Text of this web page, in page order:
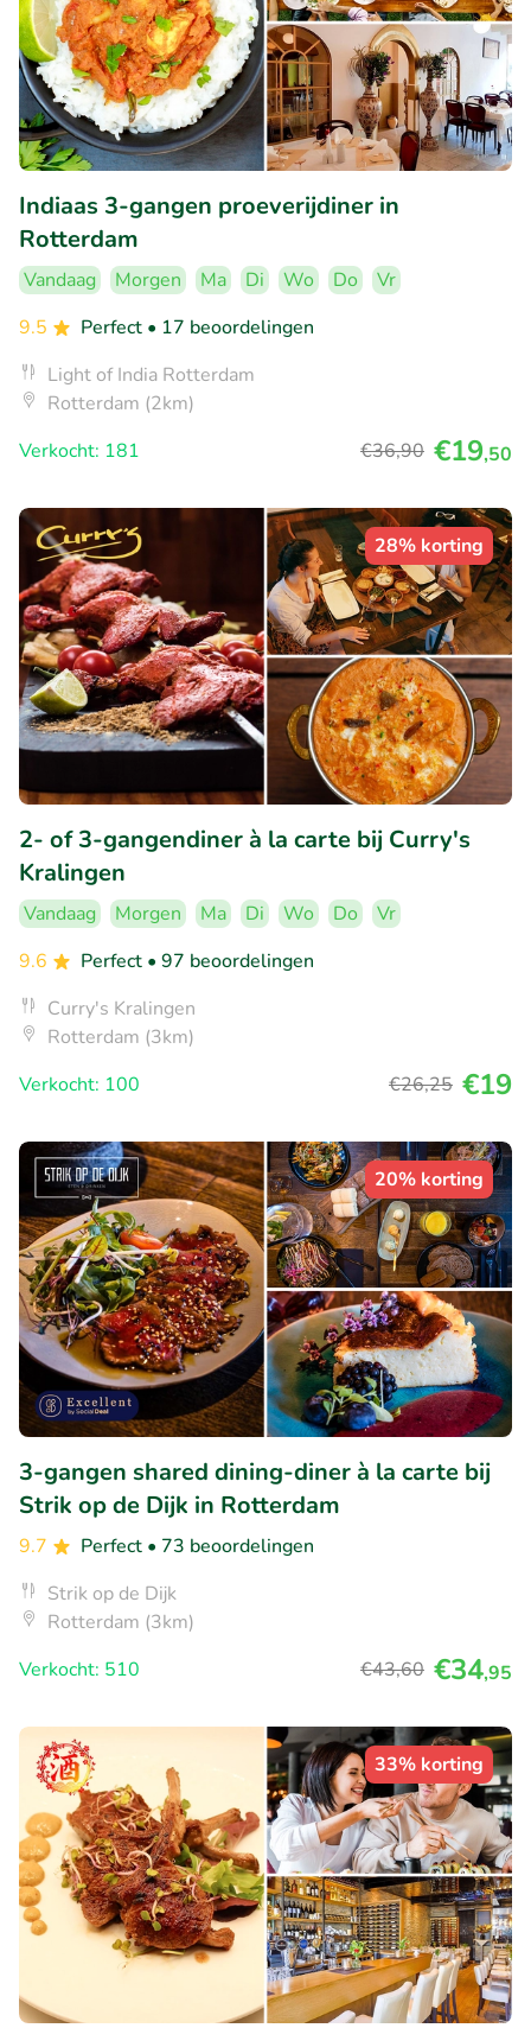
Indiaas 3-gangen proeverijdiner in
Rotterdam
Vandaag Morgen Ma Di Wo Do
Vr
9.5
Perfect • 17 beoordelingen
Light of India Rotterdam
Rotterdam (2km)
Verkocht: 181
€36,90 €19,50
28% korting
2- of 3-gangendiner à la carte bij Curry's
Kralingen
Vandaag Morgen Ma Di Wo Do
Vr
9.6
Perfect • 97 beoordelingen
Curry's Kralingen
Rotterdam (3km)
Verkocht: 100
€26,25 €19
20% korting
3-gangen shared dining-diner à la carte bij
Strik op de Dijk in Rotterdam
9.7 Perfect • 73 beoordelingen
Strik op de Dijk
Rotterdam (3km)
Verkocht: 510
€43,60 €34,95
33% korting